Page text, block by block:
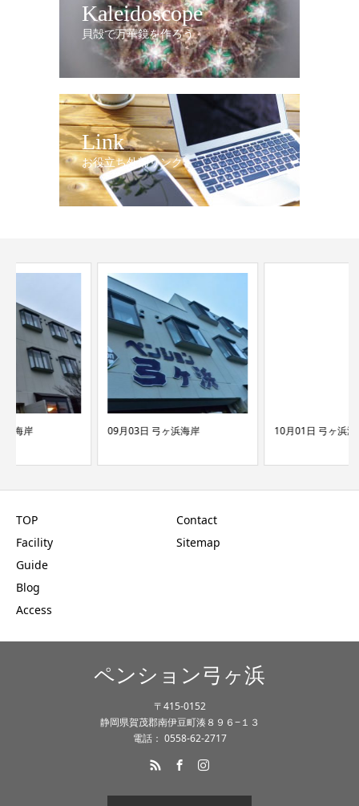
Kaleidoscope
貝殻で万華鏡を作ろう
Link
お役立ち外部リンク
09月03日 弓ヶ浜海岸 10月01日 弓ヶ浜海岸
TOP
Facility
Guide
Blog
Access
Contact
Sitemap
ペンション弓ヶ浜
〒415-0152
静岡県賀茂郡南伊豆町湊８９６−１３
電話： 0558-62-2717